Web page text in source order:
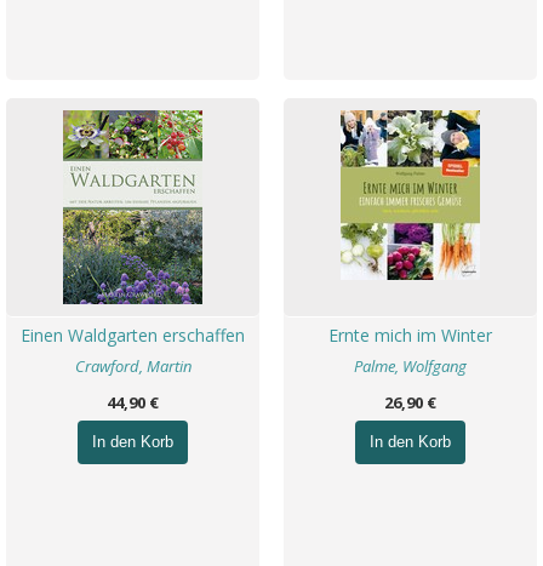
Einen Waldgarten erschaffen
Crawford, Martin
44,90 €
In den Korb
Ernte mich im Winter
Palme, Wolfgang
26,90 €
In den Korb